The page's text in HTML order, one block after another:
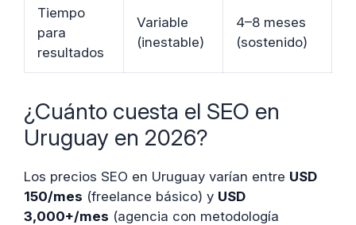
Tiempo
para
resultados
Variable
(inestable)
4–8 meses
(sostenido)
¿Cuánto cuesta el SEO en
Uruguay en 2026?
Los precios SEO en Uruguay varían entre USD
150/mes (freelance básico) y USD
3,000+/mes (agencia con metodología